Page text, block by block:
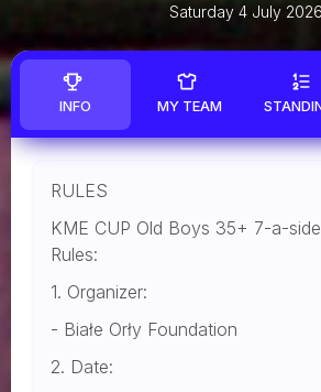
Saturday 4 July 2026
INFO MY TEAM
RULES
KME CUP Old Boys 35+ 7-a-
Rules:
1. Organizer:
- Białe Orły Foundation
2. Date: